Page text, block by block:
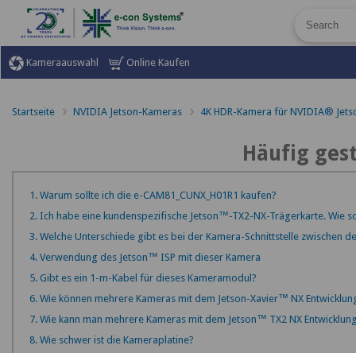
Kameraauswahl Online Kaufen
Startseite NVIDIA Jetson-Kameras 4K HDR-Kamera für NVIDIA®
Häufig
1. Warum sollte ich die e-CAM81_CUNX_H01R1 kaufen?
2. Ich habe eine kundenspezifische Jetson™-TX2-NX-Trägerkarte. Wie
3. Welche Unterschiede gibt es bei der Kamera-Schnittstelle zwischen
4. Verwendung des Jetson™ ISP mit dieser Kamera
5. Gibt es ein 1-m-Kabel für dieses Kameramodul?
6. Wie können mehrere Kameras mit dem Jetson-Xavier™ NX
7. Wie kann man mehrere Kameras mit dem Jetson™ TX2 NX
8. Wie schwer ist die Kameraplatine?